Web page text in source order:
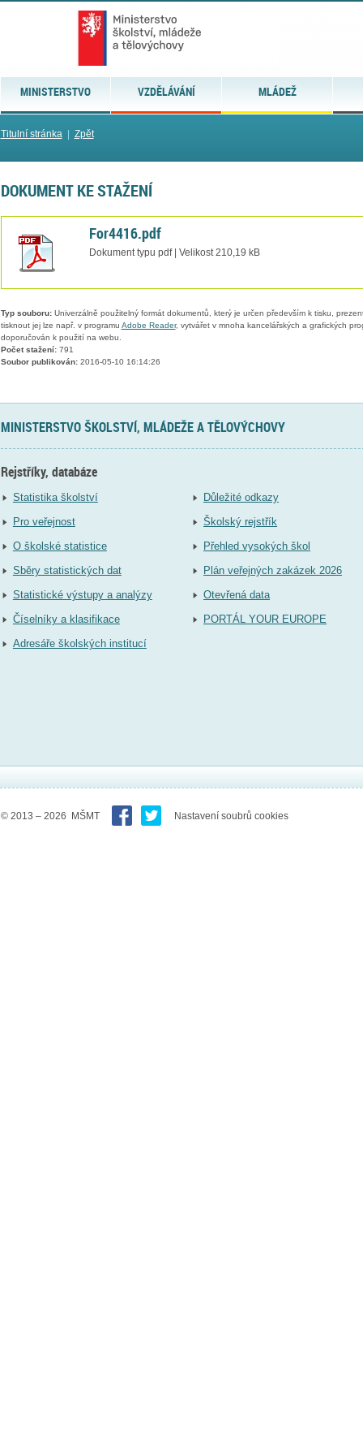
MINISTERSTVO VZDĚLÁVÁNÍ MLÁDEŽ
Titulní stránka| Zpět
DOKUMENT KE STAŽENÍ
For4416.pdf
Dokument typu pdf | Velikost 210,19 kB
Typ souboru:Univerzálně použitelný formát dokumentů, který je určen především k tisku,
tisknout jej lze např. v programu Adobe Reader, vytvářet v mnoha kancelářských a grafických
doporučován k použití na webu.
Počet stažení:791
Soubor publikován:2016-05-10 16:14:26
MINISTERSTVO ŠKOLSTVÍ, MLÁDEŽE A TĚLOVÝCHOVY
Rejstříky, databáze
Statistika školství
Pro veřejnost
O školské statistice
Sběry statistických dat
Statistické výstupy a analýzy
Číselníky a klasifikace
Adresáře školských institucí
Důležité odkazy
Školský rejstřík
Přehled vysokých škol
Plán veřejných zakázek 2026
Otevřená data
PORTÁL YOUR EUROPE
© 2013 – 2026 MŠMT Nastavení soubrů cookies